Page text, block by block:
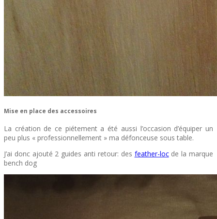
Mise en place des accessoires
La création de ce piétement a été aussi l’occasion d’équiper un
peu plus « professionnellement » ma défonceuse sous table.
J’ai donc ajouté 2 guides anti retour: des feather-locde la marque
bench dog